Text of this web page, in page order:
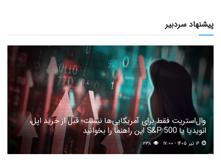
پیشنهاد سردبیر
وال‌استریت فقط برای آمریکایی‌ها نیست؛ قبل از خرید اپل،
انویدیا یا S&P 500 این راهنما را بخوانید
۲۳۸